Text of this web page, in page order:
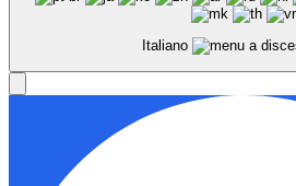
Italiano